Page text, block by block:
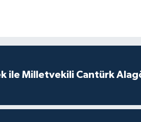
ile Milletvekili Cantürk